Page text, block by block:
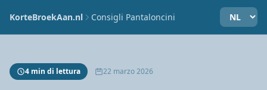
KorteBroekAan.nl Consigli Pantaloncini
4 min di lettura 22 marzo 2026